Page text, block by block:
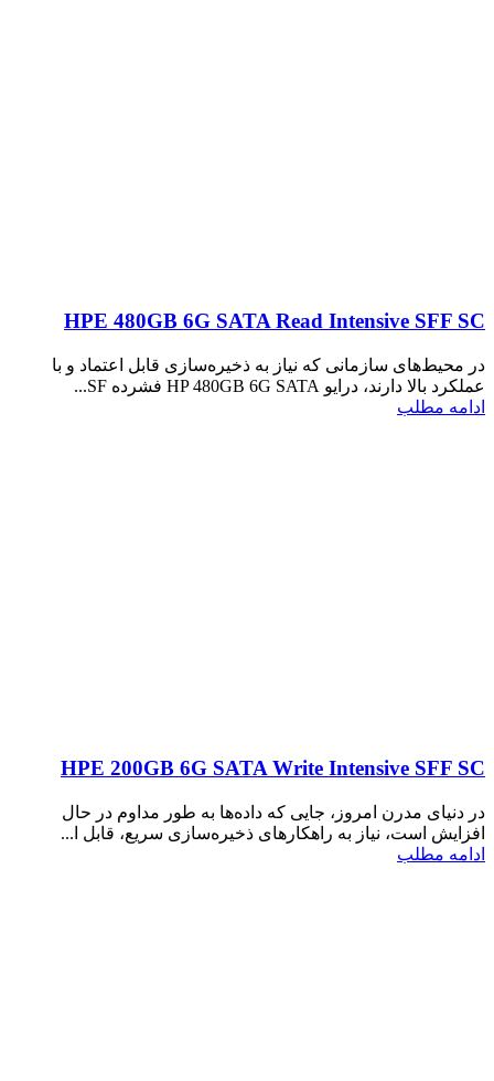
HPE 480GB 6G SATA Read Intensive SFF SC
در محیط‌های سازمانی که نیاز به ذخیره‌سازی قابل اعتماد و با
عملکرد بالا دارند، درایو HP 480GB 6G SATA فشرده SF...
ادامه مطلب
HPE 200GB 6G SATA Write Intensive SFF SC
در دنیای مدرن امروز، جایی که داده‌ها به طور مداوم در حال
افزایش است، نیاز به راهکارهای ذخیره‌سازی سریع، قابل ا...
ادامه مطلب